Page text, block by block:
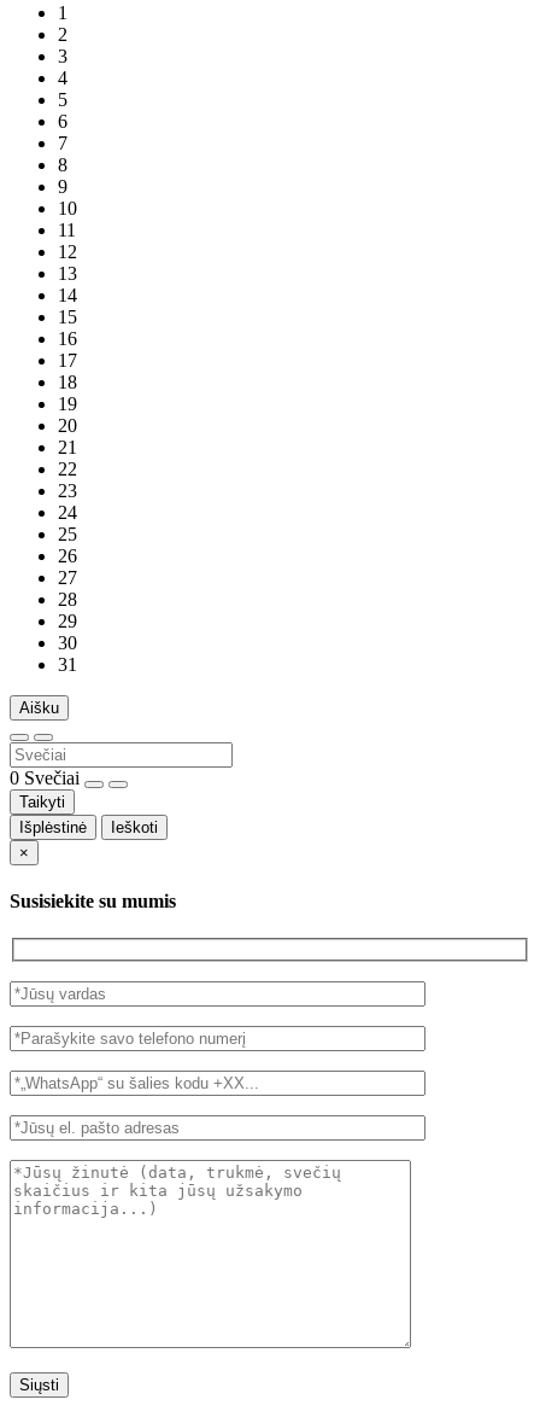
1
2
3
4
5
6
7
8
9
10
11
12
13
14
15
16
17
18
19
20
21
22
23
24
25
26
27
28
29
30
31
Aišku
0 Svečiai
Taikyti
Išplėstinė
Ieškoti
×
Susisiekite su mumis